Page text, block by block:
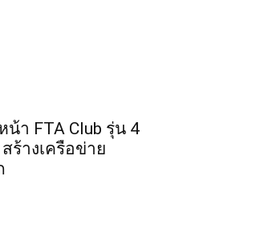
น้า FTA Club รุ่น 4
ร้างเครือข่าย